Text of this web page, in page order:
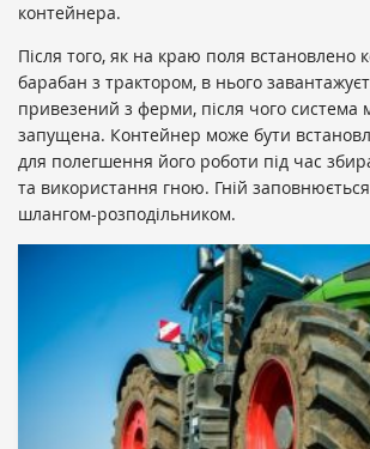
контейнера.
Після того, як на краю поля встановлено
барабан з трактором, в нього
привезений з ферми, після чого система
запущена. Контейнер може бути
для полегшення його роботи під час
та використання гною. Гній
шлангом-розподільником.